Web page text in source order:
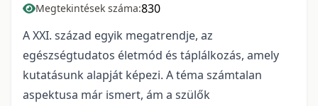
Megtekintések száma:830
A XXI. század egyik megatrendje, az
egészségtudatos életmód és táplálkozás, amely
kutatásunk alapját képezi. A téma számtalan
aspektusa már ismert, ám a szülők